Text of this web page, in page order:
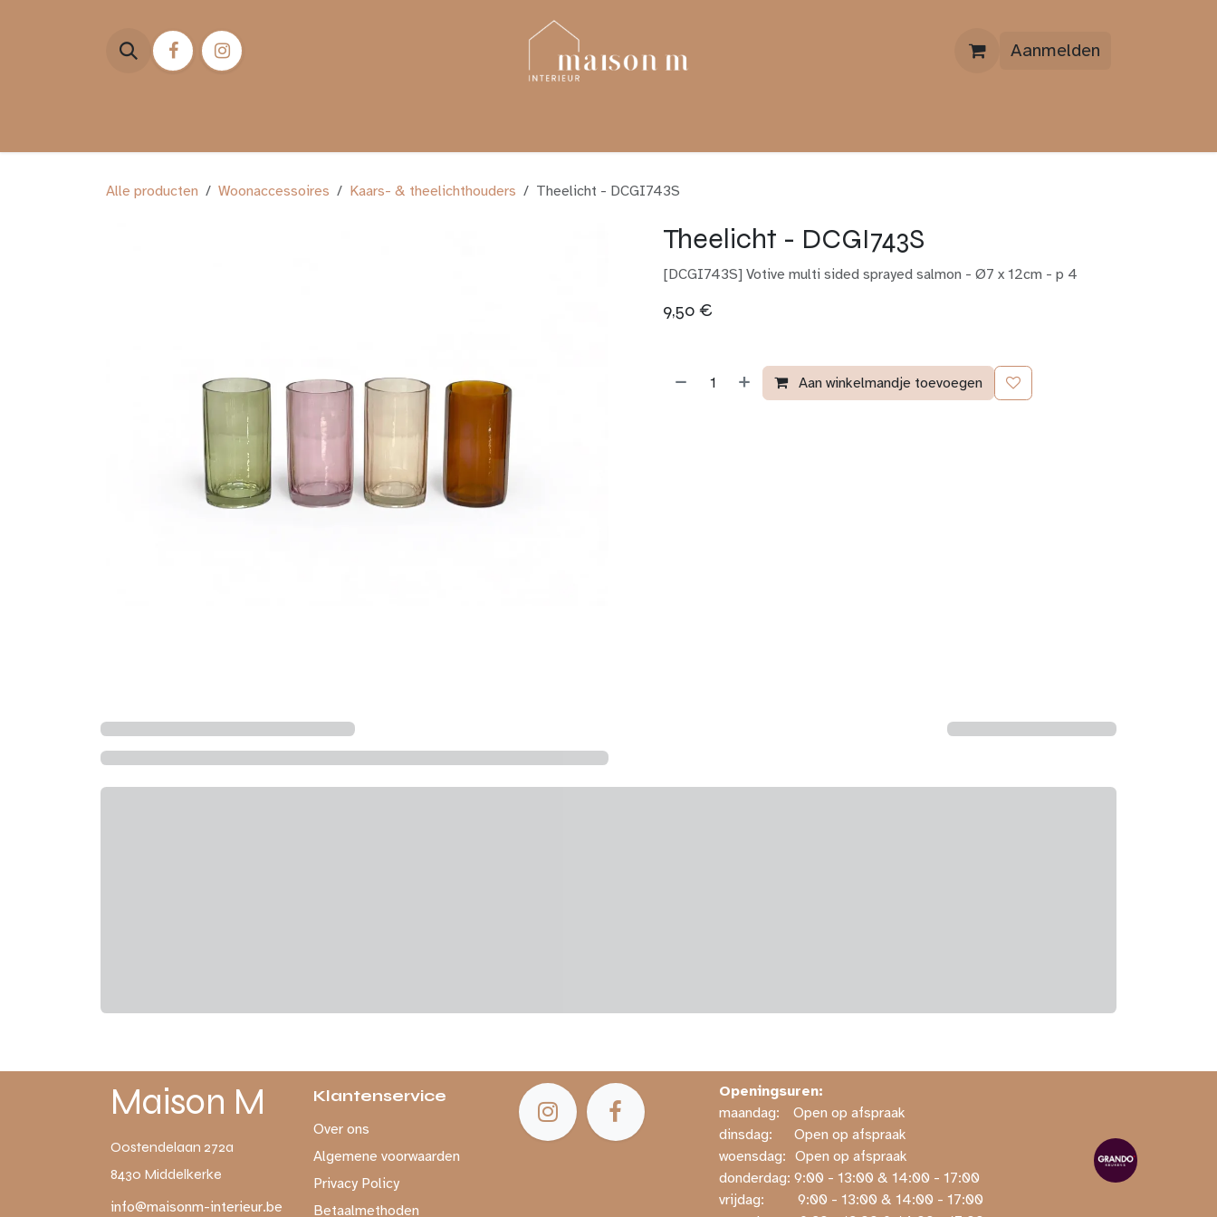
Aanmelden
Alle producten Woonaccessoires Kaars- & theelichthouders Theelicht - DCGI743S
Theelicht - DCGI743S
[DCGI743S] Votive multi sided sprayed salmon - Ø7 x 12cm - p 4
9,50 €
Aan winkelmandje toevoegen
Openingsuren:
maandag:
​​Open op afspraak
dinsdag:
​Open op afspraak
woensdag: ​Open op afspraak
donderdag: ​9:00 - 13:00 & 14:00 - 17:00
vrijdag:
​ ​9:00 - 13:00 & 14:00 - 17:00
Klantenservice
Over ons
Algemene voorwaarden
Privacy Policy
Betaalmethoden
Maison M
Oostendelaan 272a
8430 Middelkerke
info@maisonm-interieur.be